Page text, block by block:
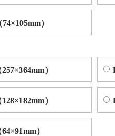
）
）
）
）